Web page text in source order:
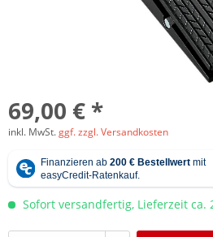
69,00 € *
inkl. MwSt.ggf. zzgl. Versandkosten
Sofort versandfertig, Lieferzeit ca.